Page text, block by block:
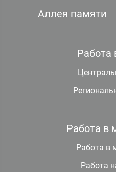
Аллея памяти
Работа
Работа в
Работа в
Работа